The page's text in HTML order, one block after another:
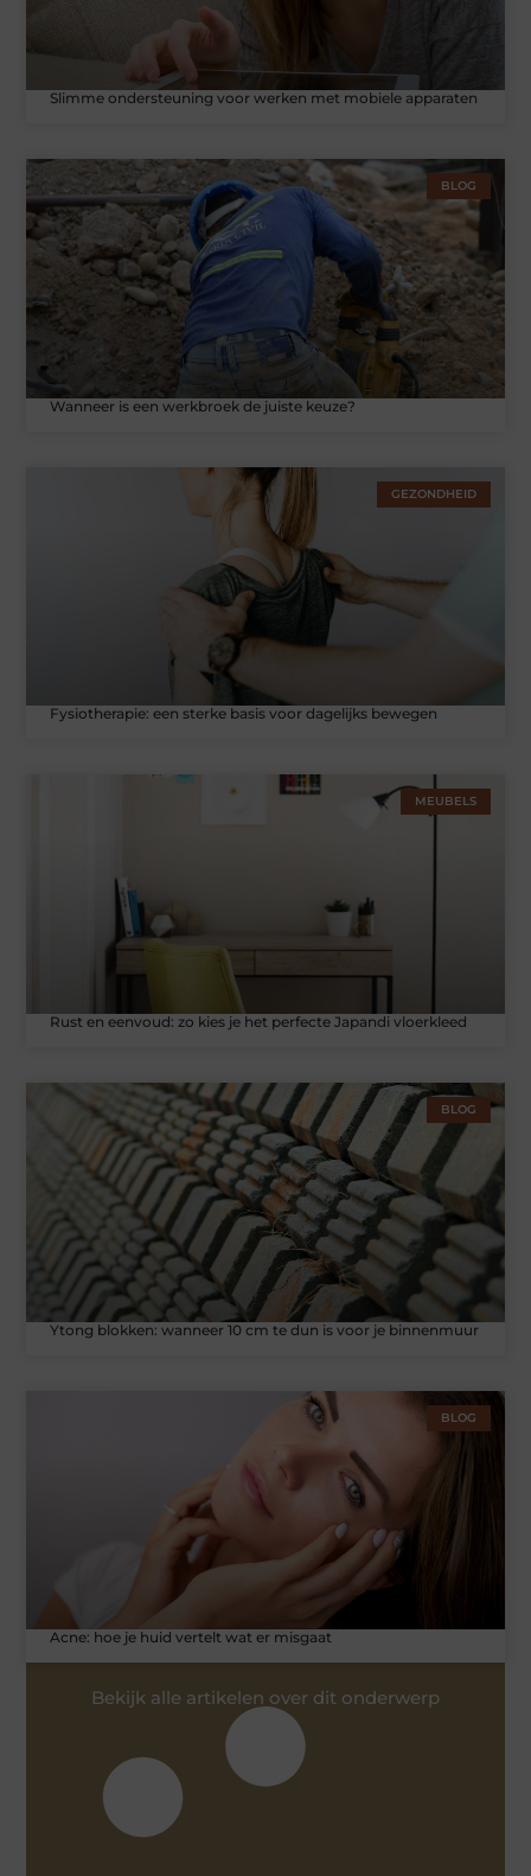
Slimme ondersteuning voor werken met mobiele apparaten
BLOG
Wanneer is een werkbroek de juiste keuze?
GEZONDHEID
Fysiotherapie: een sterke basis voor dagelijks bewegen
MEUBELS
Rust en eenvoud: zo kies je het perfecte Japandi vloerkleed
BLOG
Ytong blokken: wanneer 10 cm te dun is voor je binnenmuur
BLOG
Acne: hoe je huid vertelt wat er misgaat
Bekijk alle artikelen over dit onderwerp